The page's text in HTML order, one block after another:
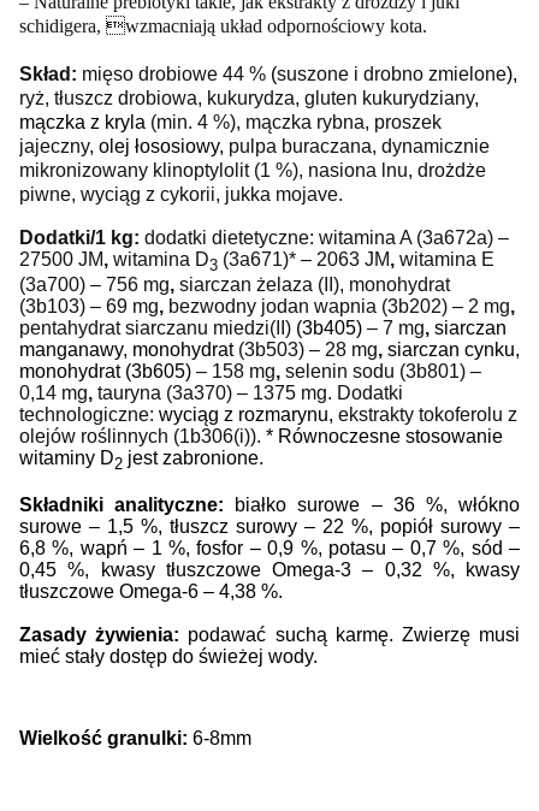
schidigera, wzmacniają układ odpornościowy kota.
Skład: mięso drobiowe 44 % (suszone i drobno zmielone),
ryż, tłuszcz drobiowa, kukurydza, gluten kukurydziany,
mączka z kryla (min. 4 %), mączka rybna, proszek
jajeczny, olej łososiowy, pulpa buraczana, dynamicznie
mikronizowany klinoptylolit (1 %), nasiona lnu, drożdże
piwne, wyciąg z cykorii, jukka mojave.
Dodatki/1 kg: dodatki dietetyczne: witamina A (3a672a) –
27500 JM, witamina D3 (3a671)* – 2063 JM, witamina E
(3a700) – 756 mg, siarczan żelaza (II), monohydrat
(3b103) – 69 mg, bezwodny jodan wapnia (3b202) – 2 mg,
pentahydrat siarczanu miedzi(II) (3b405) – 7 mg, siarczan
manganawy, monohydrat(3b503) – 28 mg, siarczan cynku,
monohydrat (3b605) – 158 mg, selenin sodu (3b801) –
0,14 mg, tauryna (3a370) – 1375 mg. Dodatki
technologiczne: wyciąg z rozmarynu, ekstrakty tokoferolu z
olejów roślinnych (1b306(i)). * Równoczesne stosowanie
witaminy D2 jest zabronione.
Składniki analityczne: białko surowe – 36 %,włókno
surowe – 1,5 %, tłuszcz surowy – 22 %, popiół surowy –
6,8 %, wapń – 1 %, fosfor – 0,9 %, potasu – 0,7 %, sód –
0,45 %,
kwasy tłuszczowe Omega-3– 0,32 %,
kwasy
tłuszczowe Omega-6 – 4,38 %.
Zasady żywienia: podawać suchą karmę. Zwierzę musi
mieć stały dostęp do świeżej wody.
Wielkość granulki: 6-8mm